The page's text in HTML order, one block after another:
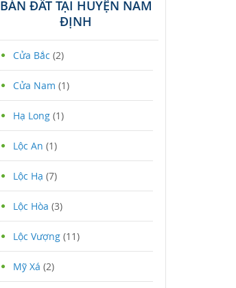
BÁN ĐẤT TẠI HUYỆN NAM
ĐỊNH
Cửa Bắc (2)
Cửa Nam (1)
Hạ Long (1)
Lộc An (1)
Lộc Hạ (7)
Lộc Hòa (3)
Lộc Vượng (11)
Mỹ Xá (2)